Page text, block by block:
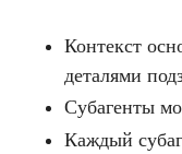
Контекст
деталями
Субагенты
Каждый